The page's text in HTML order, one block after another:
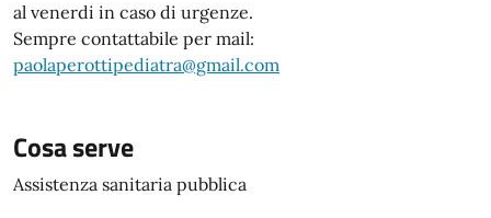
al venerdi in caso di urgenze.
Sempre contattabile per mail:
paolaperottipediatra@gmail.com
Cosa serve
Assistenza sanitaria pubblica